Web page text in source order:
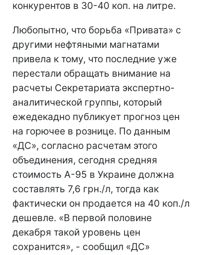
конкурентов в 30-40 коп. на литре.
Любопытно, что борьба «Привата» с
другими нефтяными магнатами
привела к тому, что последние уже
перестали обращать внимание на
расчеты Секретариата экспертно-
аналитической группы, который
ежедекадно публикует прогноз цен
на горючее в рознице. По данным
«ДС», согласно расчетам этого
объединения, сегодня средняя
стоимость А-95 в Украине должна
составлять 7,6 грн./л, тогда как
фактически он продается на 40 коп./л
дешевле. «В первой половине
декабря такой уровень цен
сохранится», - сообщил «ДС»